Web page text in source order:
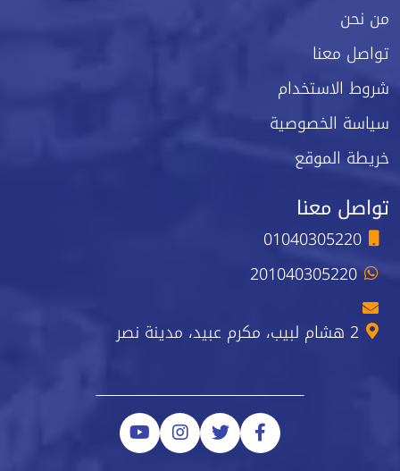
من نحن
تواصل معنا
شروط الاستخدام
سياسة الخصوصية
خريطة الموقع
تواصل معنا
01040305220
201040305220
2 هشام لبيب، مكرم عبيد، مدينة نصر